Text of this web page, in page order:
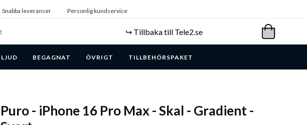
Snabba leveranser Personlig kundservice
↪️ Tillbaka till Tele2.se
LJUD BEGAGNAT ÖVRIGT TILLBEHÖRSPAKET
Puro - iPhone 16 Pro Max - Skal - Gradient -